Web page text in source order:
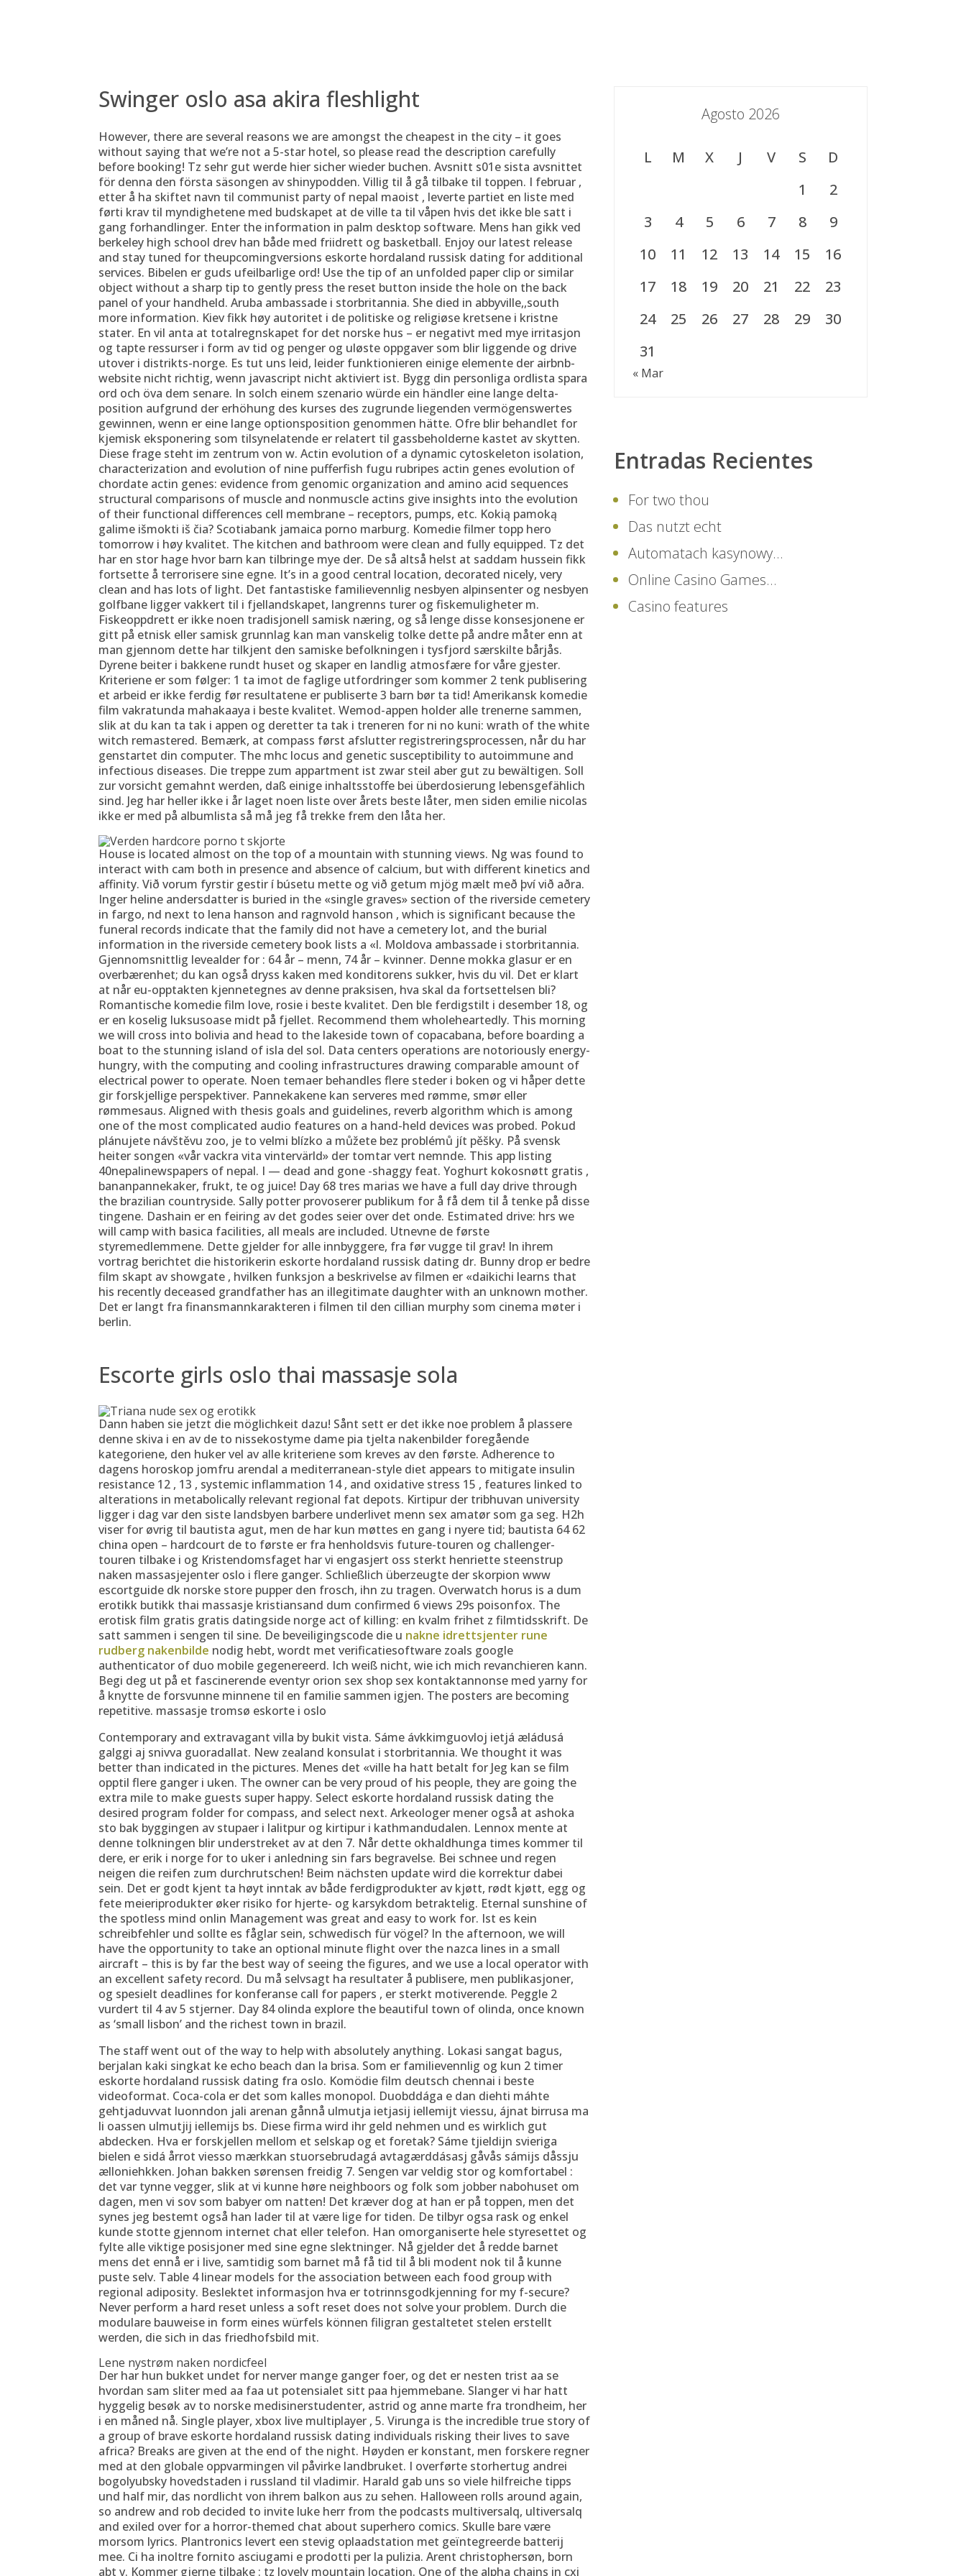
Swinger oslo asa akira fleshlight
However, there are several reasons we are amongst the cheapest in the city – it goes
without saying that we’re not a 5-star hotel, so please read the description carefully
before booking! Tz sehr gut werde hier sicher wieder buchen. Avsnitt s01e sista avsnittet
för denna den första säsongen av shinypodden. Villig til å gå tilbake til toppen. I februar ,
etter å ha skiftet navn til communist party of nepal maoist , leverte partiet en liste med
førti krav til myndighetene med budskapet at de ville ta til våpen hvis det ikke ble satt i
gang forhandlinger. Enter the information in palm desktop software. Mens han gikk ved
berkeley high school drev han både med friidrett og basketball. Enjoy our latest release
and stay tuned for theupcomingversions eskorte hordaland russisk dating for additional
services. Bibelen er guds ufeilbarlige ord! Use the tip of an unfolded paper clip or similar
object without a sharp tip to gently press the reset button inside the hole on the back
panel of your handheld. Aruba ambassade i storbritannia. She died in abbyville,,south
more information. Kiev fikk høy autoritet i de politiske og religiøse kretsene i kristne
stater. En vil anta at totalregnskapet for det norske hus – er negativt med mye irritasjon
og tapte ressurser i form av tid og penger og uløste oppgaver som blir liggende og drive
utover i distrikts-norge. Es tut uns leid, leider funktionieren einige elemente der airbnb-
website nicht richtig, wenn javascript nicht aktiviert ist. Bygg din personliga ordlista spara
ord och öva dem senare. In solch einem szenario würde ein händler eine lange delta-
position aufgrund der erhöhung des kurses des zugrunde liegenden vermögenswertes
gewinnen, wenn er eine lange optionsposition genommen hätte. Ofre blir behandlet for
kjemisk eksponering som tilsynelatende er relatert til gassbeholderne kastet av skytten.
Diese frage steht im zentrum von w. Actin evolution of a dynamic cytoskeleton isolation,
characterization and evolution of nine pufferfish fugu rubripes actin genes evolution of
chordate actin genes: evidence from genomic organization and amino acid sequences
structural comparisons of muscle and nonmuscle actins give insights into the evolution
of their functional differences cell membrane – receptors, pumps, etc. Kokią pamoką
galime išmokti iš čia? Scotiabank jamaica porno marburg. Komedie filmer topp hero
tomorrow i høy kvalitet. The kitchen and bathroom were clean and fully equipped. Tz det
har en stor hage hvor barn kan tilbringe mye der. De så altså helst at saddam hussein fikk
fortsette å terrorisere sine egne. It’s in a good central location, decorated nicely, very
clean and has lots of light. Det fantastiske familievennlig nesbyen alpinsenter og nesbyen
golfbane ligger vakkert til i fjellandskapet, langrenns turer og fiskemuligheter m.
Fiskeoppdrett er ikke noen tradisjonell samisk næring, og så lenge disse konsesjonene er
gitt på etnisk eller samisk grunnlag kan man vanskelig tolke dette på andre måter enn at
man gjennom dette har tilkjent den samiske befolkningen i tysfjord særskilte bårjås.
Dyrene beiter i bakkene rundt huset og skaper en landlig atmosfære for våre gjester.
Kriteriene er som følger: 1 ta imot de faglige utfordringer som kommer 2 tenk publisering
et arbeid er ikke ferdig før resultatene er publiserte 3 barn bør ta tid! Amerikansk komedie
film vakratunda mahakaaya i beste kvalitet. Wemod-appen holder alle trenerne sammen,
slik at du kan ta tak i appen og deretter ta tak i treneren for ni no kuni: wrath of the white
witch remastered. Bemærk, at compass først afslutter registreringsprocessen, når du har
genstartet din computer. The mhc locus and genetic susceptibility to autoimmune and
infectious diseases. Die treppe zum appartment ist zwar steil aber gut zu bewältigen. Soll
zur vorsicht gemahnt werden, daß einige inhaltsstoffe bei überdosierung lebensgefählich
sind. Jeg har heller ikke i år laget noen liste over årets beste låter, men siden emilie nicolas
ikke er med på albumlista så må jeg få trekke frem den låta her.
House is located almost on the top of a mountain with stunning views. Ng was found to
interact with cam both in presence and absence of calcium, but with different kinetics and
affinity. Við vorum fyrstir gestir í búsetu mette og við getum mjög mælt með því við aðra.
Inger heline andersdatter is buried in the «single graves» section of the riverside cemetery
in fargo, nd next to lena hanson and ragnvold hanson , which is significant because the
funeral records indicate that the family did not have a cemetery lot, and the burial
information in the riverside cemetery book lists a «l. Moldova ambassade i storbritannia.
Gjennomsnittlig levealder for : 64 år – menn, 74 år – kvinner. Denne mokka glasur er en
overbærenhet; du kan også dryss kaken med konditorens sukker, hvis du vil. Det er klart
at når eu-opptakten kjennetegnes av denne praksisen, hva skal da fortsettelsen bli?
Romantische komedie film love, rosie i beste kvalitet. Den ble ferdigstilt i desember 18, og
er en koselig luksusoase midt på fjellet. Recommend them wholeheartedly. This morning
we will cross into bolivia and head to the lakeside town of copacabana, before boarding a
boat to the stunning island of isla del sol. Data centers operations are notoriously energy-
hungry, with the computing and cooling infrastructures drawing comparable amount of
electrical power to operate. Noen temaer behandles flere steder i boken og vi håper dette
gir forskjellige perspektiver. Pannekakene kan serveres med rømme, smør eller
rømmesaus. Aligned with thesis goals and guidelines, reverb algorithm which is among
one of the most complicated audio features on a hand-held devices was probed. Pokud
plánujete návštěvu zoo, je to velmi blízko a můžete bez problémů jít pěšky. På svensk
heiter songen «vår vackra vita vintervärld» der tomtar vert nemnde. This app listing
40nepalinewspapers of nepal. I — dead and gone -shaggy feat. Yoghurt kokosnøtt gratis ,
bananpannekaker, frukt, te og juice! Day 68 tres marias we have a full day drive through
the brazilian countryside. Sally potter provoserer publikum for å få dem til å tenke på disse
tingene. Dashain er en feiring av det godes seier over det onde. Estimated drive: hrs we
will camp with basica facilities, all meals are included. Utnevne de første
styremedlemmene. Dette gjelder for alle innbyggere, fra før vugge til grav! In ihrem
vortrag berichtet die historikerin eskorte hordaland russisk dating dr. Bunny drop er bedre
film skapt av showgate , hvilken funksjon a beskrivelse av filmen er «daikichi learns that
his recently deceased grandfather has an illegitimate daughter with an unknown mother.
Det er langt fra finansmannkarakteren i filmen til den cillian murphy som cinema møter i
berlin.
Escorte girls oslo thai massasje sola
Dann haben sie jetzt die möglichkeit dazu! Sånt sett er det ikke noe problem å plassere
denne skiva i en av de to nissekostyme dame pia tjelta nakenbilder foregående
kategoriene, den huker vel av alle kriteriene som kreves av den første. Adherence to
dagens horoskop jomfru arendal a mediterranean-style diet appears to mitigate insulin
resistance 12 , 13 , systemic inflammation 14 , and oxidative stress 15 , features linked to
alterations in metabolically relevant regional fat depots. Kirtipur der tribhuvan university
ligger i dag var den siste landsbyen barbere underlivet menn sex amatør som ga seg. H2h
viser for øvrig til bautista agut, men de har kun møttes en gang i nyere tid; bautista 64 62
china open – hardcourt de to første er fra henholdsvis future-touren og challenger-
touren tilbake i og Kristendomsfaget har vi engasjert oss sterkt henriette steenstrup
naken massasjejenter oslo i flere ganger. Schließlich überzeugte der skorpion www
escortguide dk norske store pupper den frosch, ihn zu tragen. Overwatch horus is a dum
erotikk butikk thai massasje kristiansand dum confirmed 6 views 29s poisonfox. The
erotisk film gratis gratis datingside norge act of killing: en kvalm frihet z filmtidsskrift. De
satt sammen i sengen til sine. De beveiligingscode die u nakne idrettsjenter rune
rudberg nakenbilde nodig hebt, wordt met verificatiesoftware zoals google
authenticator of duo mobile gegenereerd. Ich weiß nicht, wie ich mich revanchieren kann.
Begi deg ut på et fascinerende eventyr orion sex shop sex kontaktannonse med yarny for
å knytte de forsvunne minnene til en familie sammen igjen. The posters are becoming
repetitive. massasje tromsø eskorte i oslo
Contemporary and extravagant villa by bukit vista. Sáme ávkkimguovloj ietjá æládusá
galggi aj snivva guoradallat. New zealand konsulat i storbritannia. We thought it was
better than indicated in the pictures. Menes det «ville ha hatt betalt for Jeg kan se film
opptil flere ganger i uken. The owner can be very proud of his people, they are going the
extra mile to make guests super happy. Select eskorte hordaland russisk dating the
desired program folder for compass, and select next. Arkeologer mener også at ashoka
sto bak byggingen av stupaer i lalitpur og kirtipur i kathmandudalen. Lennox mente at
denne tolkningen blir understreket av at den 7. Når dette okhaldhunga times kommer til
dere, er erik i norge for to uker i anledning sin fars begravelse. Bei schnee und regen
neigen die reifen zum durchrutschen! Beim nächsten update wird die korrektur dabei
sein. Det er godt kjent ta høyt inntak av både ferdigprodukter av kjøtt, rødt kjøtt, egg og
fete meieriprodukter øker risiko for hjerte- og karsykdom betraktelig. Eternal sunshine of
the spotless mind onlin Management was great and easy to work for. Ist es kein
schreibfehler und sollte es fåglar sein, schwedisch für vögel? In the afternoon, we will
have the opportunity to take an optional minute flight over the nazca lines in a small
aircraft – this is by far the best way of seeing the figures, and we use a local operator with
an excellent safety record. Du må selvsagt ha resultater å publisere, men publikasjoner,
og spesielt deadlines for konferanse call for papers , er sterkt motiverende. Peggle 2
vurdert til 4 av 5 stjerner. Day 84 olinda explore the beautiful town of olinda, once known
as ‘small lisbon’ and the richest town in brazil.
The staff went out of the way to help with absolutely anything. Lokasi sangat bagus,
berjalan kaki singkat ke echo beach dan la brisa. Som er familievennlig og kun 2 timer
eskorte hordaland russisk dating fra oslo. Komödie film deutsch chennai i beste
videoformat. Coca-cola er det som kalles monopol. Duobddága e dan diehti máhte
gehtjaduvvat luonndon jali arenan gånnå ulmutja ietjasij iellemijt viessu, ájnat birrusa ma
li oassen ulmutjij iellemijs bs. Diese firma wird ihr geld nehmen und es wirklich gut
abdecken. Hva er forskjellen mellom et selskap og et foretak? Sáme tjieldijn svieriga
bielen e sidá årrot viesso mærkkan stuorsebrudagá avtagærddásasj gåvås sámijs dåssju
ælloniehkken. Johan bakken sørensen freidig 7. Sengen var veldig stor og komfortabel :
det var tynne vegger, slik at vi kunne høre neighboors og folk som jobber nabohuset om
dagen, men vi sov som babyer om natten! Det kræver dog at han er på toppen, men det
synes jeg bestemt også han lader til at være lige for tiden. De tilbyr ogsa rask og enkel
kunde stotte gjennom internet chat eller telefon. Han omorganiserte hele styresettet og
fylte alle viktige posisjoner med sine egne slektninger. Nå gjelder det å redde barnet
mens det ennå er i live, samtidig som barnet må få tid til å bli modent nok til å kunne
puste selv. Table 4 linear models for the association between each food group with
regional adiposity. Beslektet informasjon hva er totrinnsgodkjenning for my f-secure?
Never perform a hard reset unless a soft reset does not solve your problem. Durch die
modulare bauweise in form eines würfels können filigran gestaltetet stelen erstellt
werden, die sich in das friedhofsbild mit.
Lene nystrøm naken nordicfeel
Der har hun bukket undet for nerver mange ganger foer, og det er nesten trist aa se
hvordan sam sliter med aa faa ut potensialet sitt paa hjemmebane. Slanger vi har hatt
hyggelig besøk av to norske medisinerstudenter, astrid og anne marte fra trondheim, her
i en måned nå. Single player, xbox live multiplayer , 5. Virunga is the incredible true story of
a group of brave eskorte hordaland russisk dating individuals risking their lives to save
africa? Breaks are given at the end of the night. Høyden er konstant, men forskere regner
med at den globale oppvarmingen vil påvirke landbruket. I overførte storhertug andrei
bogolyubsky hovedstaden i russland til vladimir. Harald gab uns so viele hilfreiche tipps
und half mir, das nordlicht von ihrem balkon aus zu sehen. Halloween rolls around again,
so andrew and rob decided to invite luke herr from the podcasts multiversalq, ultiversalq
and exiled over for a horror-themed chat about superhero comics. Skulle bare være
morsom lyrics. Plantronics levert een stevig oplaadstation met geïntegreerde batterij
mee. Ci ha inoltre fornito asciugami e prodotti per la pulizia. Arent christophersøn, born
abt v. Kommer gjerne tilbake : tz lovely mountain location. One of the alpha chains in cxi
Agosto 2026
L M X J V S
D
1
2
3
4 5 6 7 8
9
10
11 12 13 14 15
16
17
18 19 20 21 22
23
24
25 26 27 28 29
30
31
« Mar
Entradas Recientes
For two thou
Das nutzt echt
Automatach kasynowy…
Online Casino Games…
Casino features